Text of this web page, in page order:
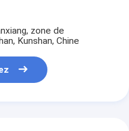
zone de
Kunshan, Chine